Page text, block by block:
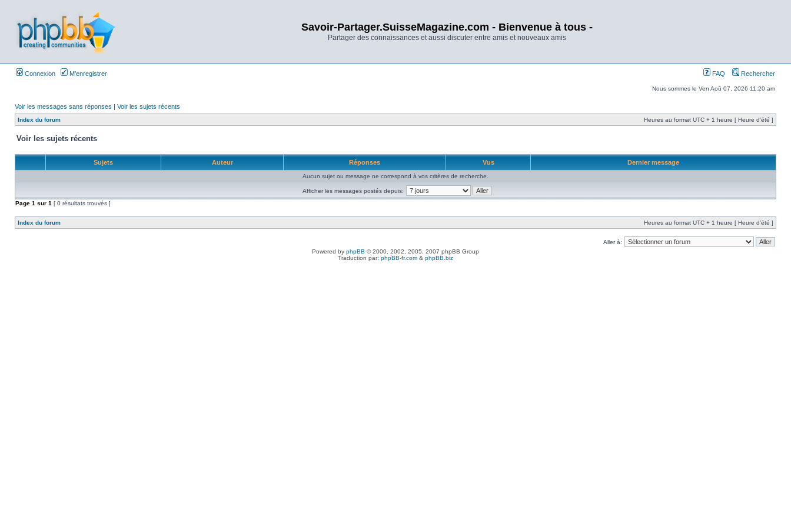
Savoir-Partager.SuisseMagazine.com - Bienvenue à tous -
Partager des connaissances et aussi discuter entre amis et nouveaux amis
Connexion M’enregistrer FAQ Rechercher
Nous sommes le Ven Aoû 07, 2026 11:20 am
Voir les messages sans réponses | Voir les sujets récents
Index du forum Heures au format UTC + 1 heure [ Heure d’été ]
Voir les sujets récents
Sujets Auteur Réponses Vus Dernier message
Aucun sujet ou message ne correspond à vos critères de recherche.
Afficher les messages postés depuis:
Page 1 sur 1 [ 0 résultats trouvés ]
Index du forum Heures au format UTC + 1 heure [ Heure d’été ]
Aller à:
Powered by phpBB © 2000, 2002, 2005, 2007 phpBB Group
Traduction par: phpBB-fr.com & phpBB.biz